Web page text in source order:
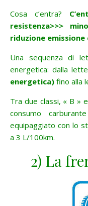
Cosa c’entra?
resistenza>>>
riduzione emissione
Una sequenza di
energetica: dalla
energetica) fino alla
Tra due classi, « B »
consumo
equipaggiato con lo
a 3 L/100km.
2) La